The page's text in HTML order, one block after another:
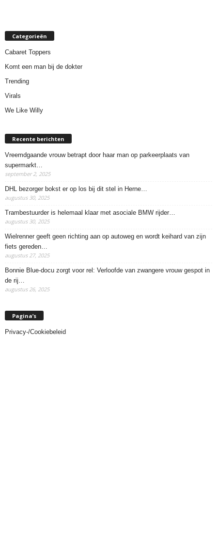
Categorieën
Cabaret Toppers
Komt een man bij de dokter
Trending
Virals
We Like Willy
Recente berichten
Vreemdgaande vrouw betrapt door haar man op parkeerplaats van
supermarkt…
september 2, 2025
DHL bezorger bokst er op los bij dit stel in Herne…
augustus 30, 2025
Trambestuurder is helemaal klaar met asociale BMW rijder…
augustus 30, 2025
Wielrenner geeft geen richting aan op autoweg en wordt keihard van zijn
fiets gereden…
augustus 27, 2025
Bonnie Blue-docu zorgt voor rel: Verloofde van zwangere vrouw gespot in
de rij…
augustus 26, 2025
Pagina’s
Privacy-/Cookiebeleid